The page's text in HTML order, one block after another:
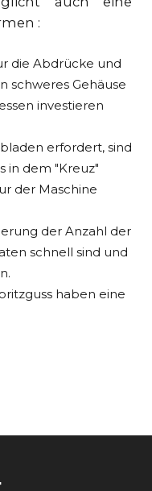
:
die Abdrücke und
schweres Gehäuse
investieren
erfordert, sind
in dem "Kreuz"
der Maschine
der Anzahl der
schnell sind und
haben eine